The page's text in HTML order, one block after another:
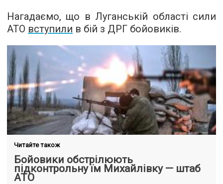
Нагадаємо, що в Луганській області сили
АТО вступили в бій з ДРГ бойовиків.
Читайте також
Бойовики обстрілюють
підконтрольну їм Михайлівку — штаб
АТО